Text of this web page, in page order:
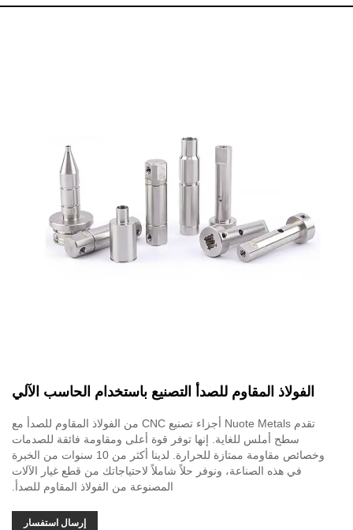
الفولاذ المقاوم للصدأ التصنيع باستخدام الحاسب الآلي
تقدم Nuote Metals أجزاء تصنيع CNC من الفولاذ المقاوم للصدأ مع
سطح أملس للغاية. إنها توفر قوة أعلى ومقاومة فائقة للصدمات
وخصائص مقاومة ممتازة للحرارة. لدينا أكثر من 10 سنوات من الخبرة
في هذه الصناعة، ونوفر حلاً شاملاً لاحتياجاتك من قطع غيار الآلات
المصنوعة من الفولاذ المقاوم للصدأ.
إرسال استفسار